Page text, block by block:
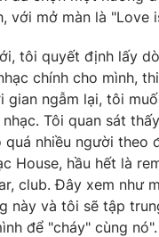
024.66 897 897
7300.7108
với mở màn là "Love
tôi quyết định lấy
chính cho mình,
gian ngẫm lại, tôi
Tôi quan sát
quá nhiều người theo
House, hầu hết là
club. Đây xem như
này và tôi sẽ tập
để "cháy" cùng nó".